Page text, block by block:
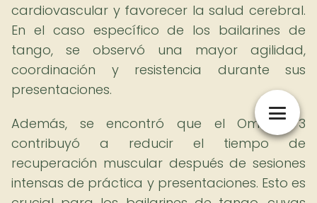
cardiovascular y favorecer la salud cerebral.
En el caso específico de los bailarines de
tango, se observó una mayor agilidad,
coordinación y resistencia durante sus
presentaciones.
Además, se encontró que el Omega 3
contribuyó a reducir el tiempo de
recuperación muscular después de sesiones
intensas de práctica y presentaciones. Esto es